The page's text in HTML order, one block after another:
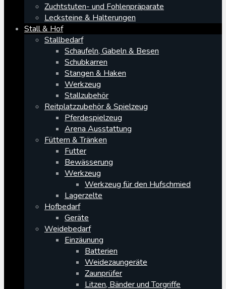
Zuchtstuten- und Fohlenpräparate
Lecksteine & Halterungen
Stall & Hof
Stallbedarf
Schaufeln, Gabeln & Besen
Schubkarren
Stangen & Haken
Werkzeug
Stallzubehör
Reitplatzzubehör & Spielzeug
Pferdespielzeug
Arena Ausstattung
Füttern & Tränken
Futter
Bewässerung
Werkzeug
Werkzeug für den Hufschmied
Lagerzelte
Hofbedarf
Geräte
Weidebedarf
Einzäunung
Batterien
Weidezaungeräte
Zaunprüfer
Litzen, Bänder und Torgriffe